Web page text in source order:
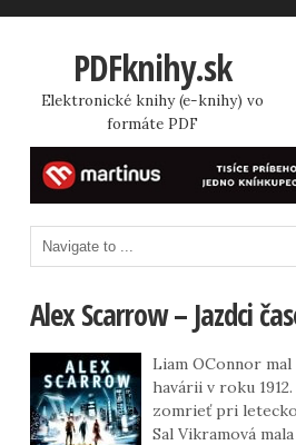
PDFknihy.sk
Elektronické knihy (e-knihy) vo
formáte PDF
Alex Scarrow – Jazdci
Liam OConnor
havárii v roku
zomrieť pri
Sal Vikramová